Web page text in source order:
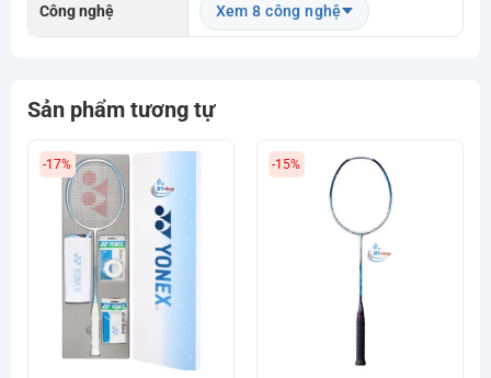
Công nghệ Xem 8 công nghệ
Sản phẩm tương tự
-17% -15%